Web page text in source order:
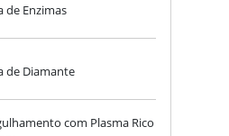
de Enzimas
de Diamante
com Plasma Rico